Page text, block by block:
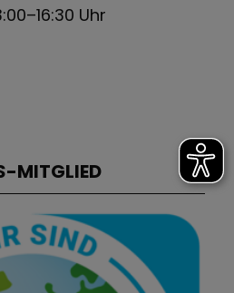
Uhr
MITGLIED